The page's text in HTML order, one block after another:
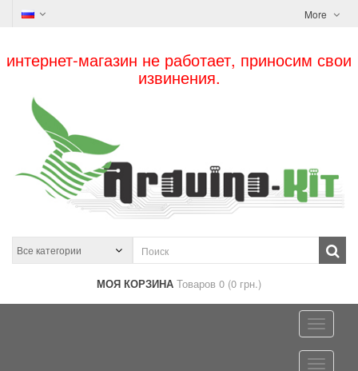
More
интернет-магазин не работает, приносим свои
извинения.
МОЯ КОРЗИНА Товаров 0 (0 грн.)